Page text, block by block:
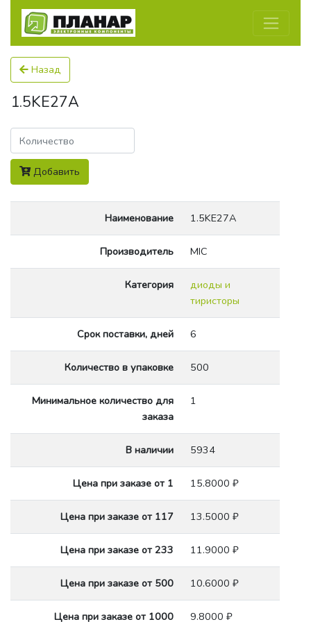
Назад
1.5KE27A
Количество
Добавить
Наименование 1.5KE27A
Производитель MIC
Категория
диоды и
тиристоры
Срок поставки, дней 6
Количество в упаковке 500
Минимальное количество для
заказа
1
В наличии 5934
Цена при заказе от 1 15.8000 ₽
Цена при заказе от 117 13.5000 ₽
Цена при заказе от 233 11.9000 ₽
Цена при заказе от 500 10.6000 ₽
Цена при заказе от 1000 9.8000 ₽